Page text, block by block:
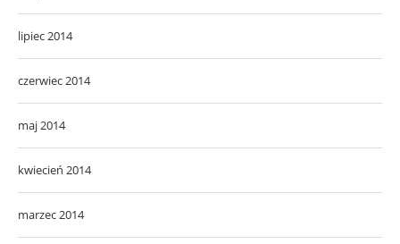
lipiec 2014
czerwiec 2014
maj 2014
kwiecień 2014
marzec 2014